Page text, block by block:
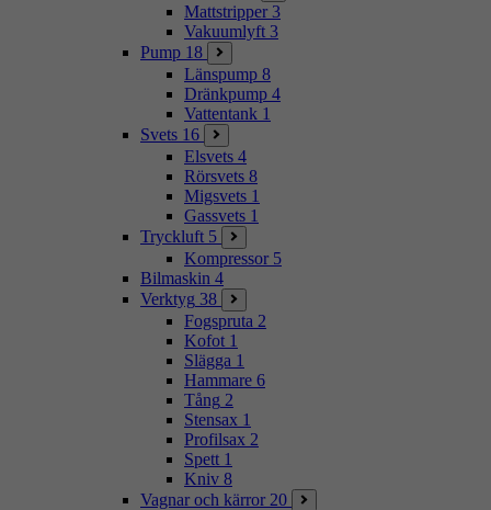
Mattstripper 3
Vakuumlyft 3
Pump 18
Länspump 8
Dränkpump 4
Vattentank 1
Svets 16
Elsvets 4
Rörsvets 8
Migsvets 1
Gassvets 1
Tryckluft 5
Kompressor 5
Bilmaskin 4
Verktyg 38
Fogspruta 2
Kofot 1
Slägga 1
Hammare 6
Tång 2
Stensax 1
Profilsax 2
Spett 1
Kniv 8
Vagnar och kärror 20